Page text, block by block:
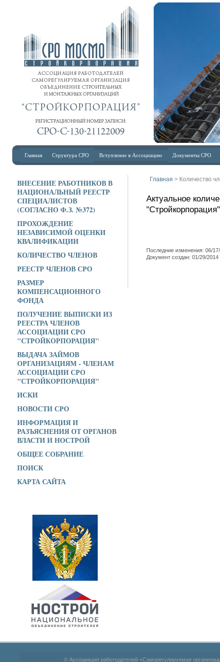
Главная Структура СРО Вступление в Ассоциацию Документы СРО
ВНЕСЕНИЕ РАБОТНИКОВ В
НАЦИОНАЛЬНЫЙ РЕЕСТР
СПЕЦИАЛИСТОВ
(СОГЛАСНО Ф.З. №372)
ПРОХОЖДЕНИЕ
НЕЗАВИСИМОЙ ОЦЕНКИ
КВАЛИФИКАЦИИ
КОЛИЧЕСТВО ЧЛЕНОВ
РЕЕСТР ЧЛЕНОВ СРО
РАЗМЕР
КОМПЕНСАЦИОННОГО
ФОНДА
ПОЛУЧЕНИЕ ВЫПИСКИ ИЗ
РЕЕСТРА ЧЛЕНОВ
АССОЦИАЦИИ СРО
"СТРОЙКОРПОРАЦИЯ"
ВЫДАЧА ЗАЙМОВ
ОРГАНИЗАЦИЯМ - ЧЛЕНАМ
АССОЦИАЦИИ СРО
"СТРОЙКОРПОРАЦИЯ"
ИСКИ
НОВОСТИ СРО
ИНФОРМАЦИЯ И
РАЗЪЯСНЕНИЯ ОТ ОРГАНОВ
ВЛАСТИ И НОСТРОЙ
ОБЩЕЕ СОБРАНИЕ
ПОИСК
КАРТА САЙТА
Главная > Количество
Актуальное
Последние изменения: 06/
Документ создан: 01/29/2014
© Ассоциация работодателей «Саморегулируемая